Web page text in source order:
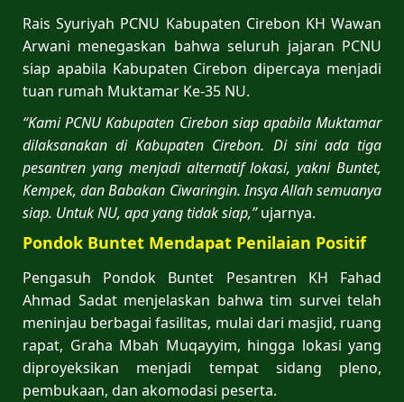
Rais Syuriyah PCNU Kabupaten Cirebon KH Wawan
Arwani menegaskan bahwa seluruh jajaran PCNU
siap apabila Kabupaten Cirebon dipercaya menjadi
tuan rumah Muktamar Ke-35 NU.
“Kami PCNU Kabupaten Cirebon siap apabila Muktamar
dilaksanakan di Kabupaten Cirebon. Di sini ada tiga
pesantren yang menjadi alternatif lokasi, yakni Buntet,
Kempek, dan Babakan Ciwaringin. Insya Allah semuanya
siap. Untuk NU, apa yang tidak siap,”ujarnya.
Pondok Buntet Mendapat Penilaian Positif
Pengasuh Pondok Buntet Pesantren KH Fahad
Ahmad Sadat menjelaskan bahwa tim survei telah
meninjau berbagai fasilitas, mulai dari masjid, ruang
rapat, Graha Mbah Muqayyim, hingga lokasi yang
diproyeksikan menjadi tempat sidang pleno,
pembukaan, dan akomodasi peserta.